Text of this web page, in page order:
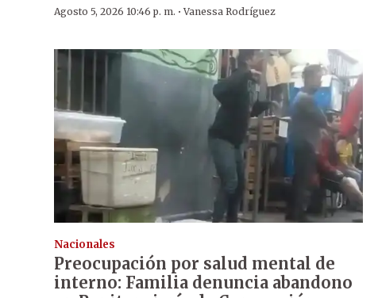
Agosto 5, 2026 10:46 p. m. ·Vanessa Rodríguez
Nacionales
Preocupación por salud mental de
interno: Familia denuncia abandono